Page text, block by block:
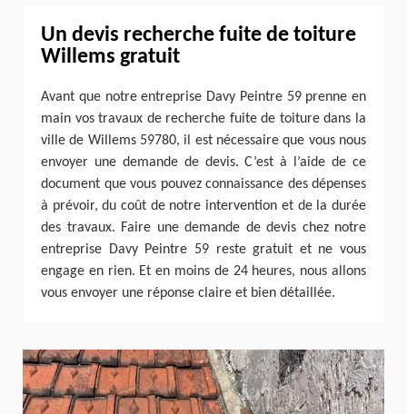
Un devis recherche fuite de toiture
Willems gratuit
Avant que notre entreprise Davy Peintre 59 prenne en
main vos travaux de recherche fuite de toiture dans la
ville de Willems 59780, il est nécessaire que vous nous
envoyer une demande de devis. C’est à l’aide de ce
document que vous pouvez connaissance des dépenses
à prévoir, du coût de notre intervention et de la durée
des travaux. Faire une demande de devis chez notre
entreprise Davy Peintre 59 reste gratuit et ne vous
engage en rien. Et en moins de 24 heures, nous allons
vous envoyer une réponse claire et bien détaillée.